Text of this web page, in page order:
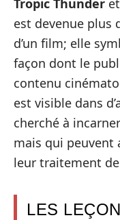
Tropic Thunder
est devenue plus
d’un film; elle
façon dont le
contenu
est visible dans
cherché à
mais qui peuvent
leur traitement
LES